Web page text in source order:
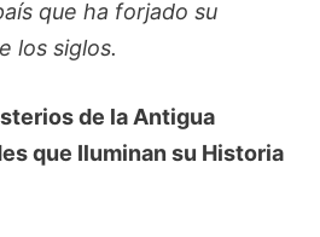
que ha forjado su
los siglos.
de la Antigua
que Iluminan su Historia